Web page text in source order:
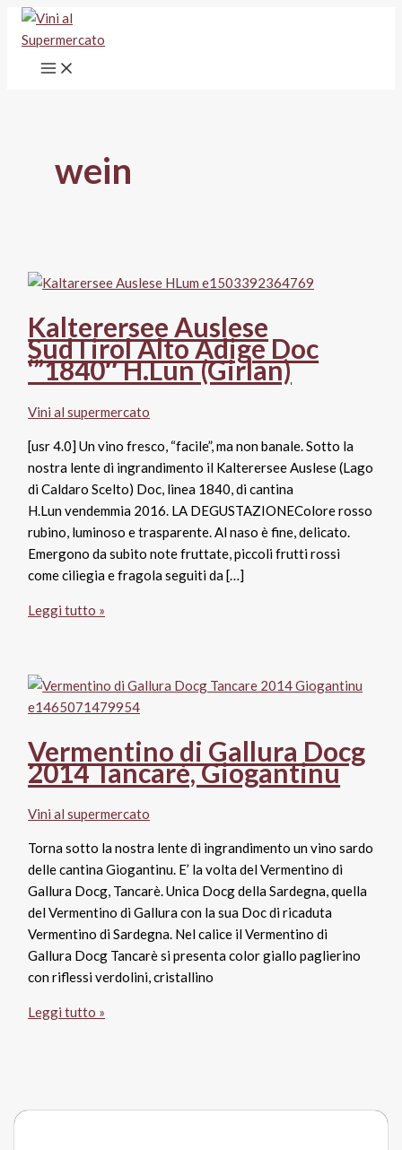
Vai
contenuto
wein
Kalterersee Auslese
SudTirol Alto Adige Doc
‘”1840″ H.Lun (Girlan)
Vini al supermercato
[usr 4.0] Un vino fresco, “facile”, ma non banale. Sotto la
nostra lente di ingrandimento il Kalterersee Auslese (Lago
di Caldaro Scelto) Doc, linea 1840, di cantina
H.Lun vendemmia 2016. LA DEGUSTAZIONEColore rosso
rubino, luminoso e trasparente. Al naso è fine, delicato.
Emergono da subito note fruttate, piccoli frutti rossi
come ciliegia e fragola seguiti da […]
Kalterersee
Alto
Adige
Doc
‘”1840″
H.Lun
(Girlan)
Leggi tutto »
Vermentino di Gallura Docg
2014 Tancarè, Giogantinu
Vini al supermercato
Torna sotto la nostra lente di ingrandimento un vino sardo
delle cantina Giogantinu. E’ la volta del Vermentino di
Gallura Docg, Tancarè. Unica Docg della Sardegna, quella
del Vermentino di Gallura con la sua Doc di ricaduta
Vermentino di Sardegna. Nel calice il Vermentino di
Gallura Docg Tancarè si presenta color giallo paglierino
con riflessi verdolini, cristallino
Vermentino
Leggi tutto »